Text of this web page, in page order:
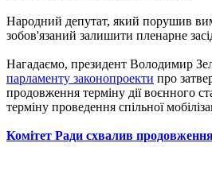
Народний депутат, який порушив
зобов'язаний залишити пленарне
Нагадаємо, президент Володимир
парламенту законопроекти про
продовження терміну дії воєнного
терміну проведення спільної
Комітет Ради схвалив